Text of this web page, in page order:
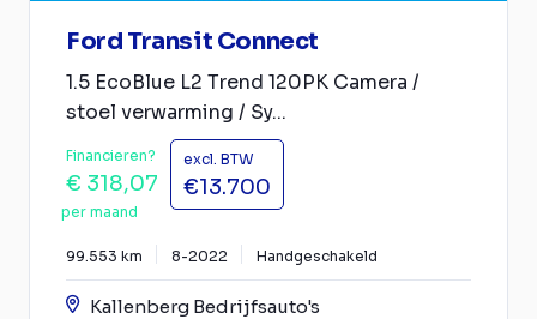
Ford Transit Connect
1.5 EcoBlue L2 Trend 120PK Camera /
stoel verwarming / Sy...
Financieren?
€ 318,07
per maand
excl. BTW
€13.700
99.553 km 8-2022 Handgeschakeld
Kallenberg Bedrijfsauto's